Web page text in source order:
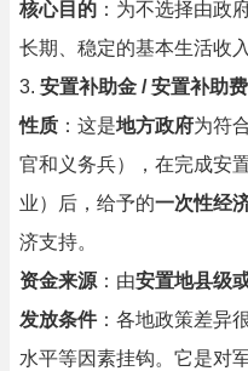
核心目的 ：为不选择由政
长期、稳定的基本生活收入
3. 安置补助金 / 安置补助费
性质 ：这是地方政府为符
官和义务兵），在完成安
业）后，给予的一次性经
济支持。
资金来源 ：由安置地县级
发放条件：各地政策差异
水平等因素挂钩。它是对